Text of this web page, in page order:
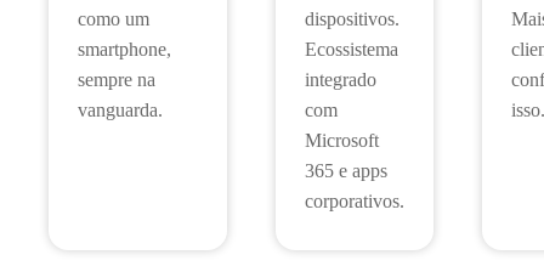
como um
smartphone,
sempre na
vanguarda.
dispositivos.
Ecossistema
integrado
com
Microsoft
365 e apps
corporativos.
isso.